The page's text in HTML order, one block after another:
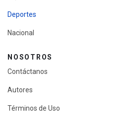
Deportes
Nacional
NOSOTROS
Contáctanos
Autores
Términos de Uso